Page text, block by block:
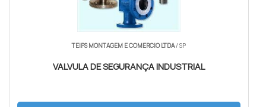
TEIPS MONTAGEM E COMERCIO LTDA/ SP
VALVULA DE SEGURANÇA INDUSTRIAL